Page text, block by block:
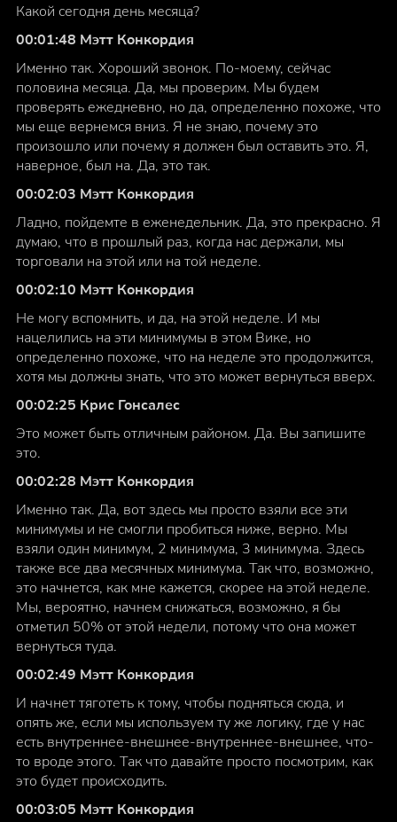
Какой сегодня день месяца?
00:01:48 Мэтт Конкордия
Именно так. Хороший звонок. По-моему, сейчас
половина месяца. Да, мы проверим. Мы будем
проверять ежедневно, но да, определенно похоже, что
мы еще вернемся вниз. Я не знаю, почему это
произошло или почему я должен был оставить это. Я,
наверное, был на. Да, это так.
00:02:03 Мэтт Конкордия
Ладно, пойдемте в еженедельник. Да, это прекрасно. Я
думаю, что в прошлый раз, когда нас держали, мы
торговали на этой или на той неделе.
00:02:10 Мэтт Конкордия
Не могу вспомнить, и да, на этой неделе. И мы
нацелились на эти минимумы в этом Вике, но
определенно похоже, что на неделе это продолжится,
хотя мы должны знать, что это может вернуться вверх.
00:02:25 Крис Гонсалес
Это может быть отличным районом. Да. Вы запишите
это.
00:02:28 Мэтт Конкордия
Именно так. Да, вот здесь мы просто взяли все эти
минимумы и не смогли пробиться ниже, верно. Мы
взяли один минимум, 2 минимума, 3 минимума. Здесь
также все два месячных минимума. Так что, возможно,
это начнется, как мне кажется, скорее на этой неделе.
Мы, вероятно, начнем снижаться, возможно, я бы
отметил 50% от этой недели, потому что она может
вернуться туда.
00:02:49 Мэтт Конкордия
И начнет тяготеть к тому, чтобы подняться сюда, и
опять же, если мы используем ту же логику, где у нас
есть внутреннее-внешнее-внутреннее-внешнее, что-
то вроде этого. Так что давайте просто посмотрим, как
это будет происходить.
00:03:05 Мэтт Конкордия